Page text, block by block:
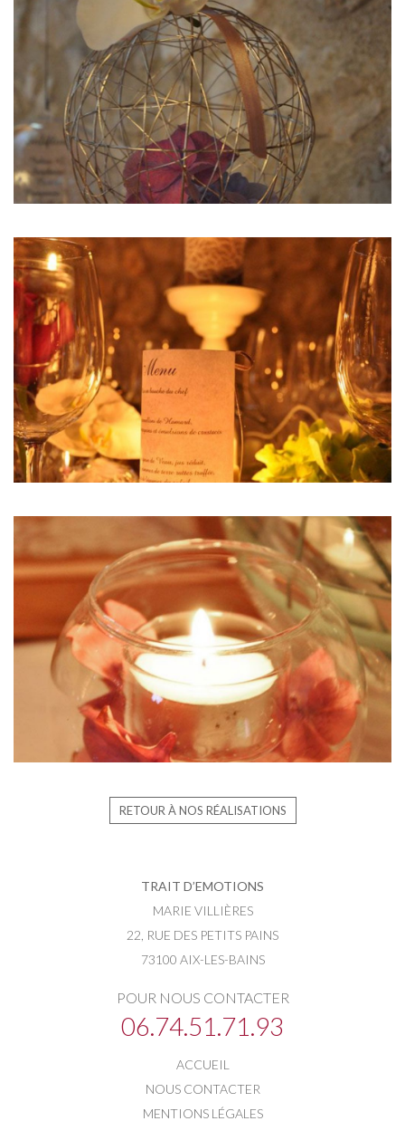
RETOUR À NOS RÉALISATIONS
TRAIT D’EMOTIONS
MARIE VILLIÈRES
22, RUE DES PETITS PAINS
73100 AIX-LES-BAINS
POUR NOUS CONTACTER
06.74.51.71.93
ACCUEIL
NOUS CONTACTER
MENTIONS LÉGALES